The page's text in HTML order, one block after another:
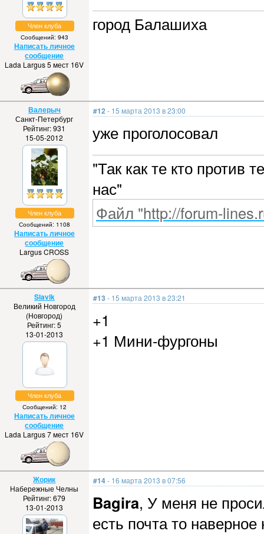
Член клуба
Сообщений: 943
Написать личное
сообщение
Lada Largus 5 мест 16V
город Балашиха
Валерыч
Санкт-Петербург
Рейтинг: 931
15-05-2012
Член клуба
Сообщений: 1108
Написать личное
сообщение
Largus CROSS
#12 - 15 марта 2013 в 23:00
уже проголосовал
"Так как те кто против
нас"
Файл "http://forum-
Slavik
Великий Новгород
(Новгород)
Рейтинг: 5
13-01-2013
Член клуба
Сообщений: 12
Написать личное
сообщение
Lada Largus 7 мест 16V
#13 - 15 марта 2013 в 23:21
+1
+1 Мини-фургоны
Жорик
Набережные Челны
Рейтинг: 679
13-01-2013
#14- 16 марта 2013 в 07:56
Bagira, У меня не
есть почта то наверное